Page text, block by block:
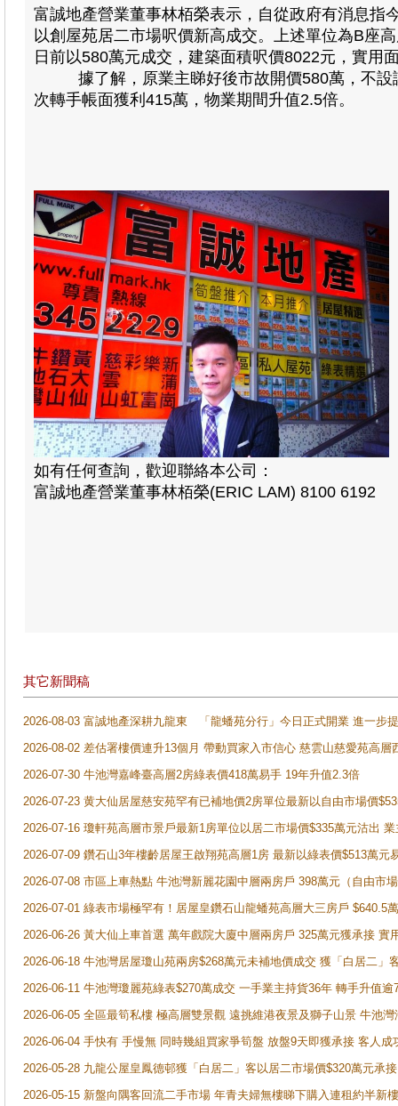
富誠地產營業董事林栢榮表示，自從政府有消息指
以創屋苑居二市場呎價新高成交。上述單位為B座
日前以580萬元成交，建築面積呎價8022元，實用
據了解，原業主睇好後市故開價580萬，不設議
次轉手帳面獲利415萬，物業期間升值2.5倍。
如有任何查詢，歡迎聯絡本公司：
富誠地產營業董事林栢榮(ERIC LAM) 8100 6192
其它新聞稿
2026-08-03 富誠地產深耕九龍東 「龍蟠苑分行」今日正式開業 進一步
2026-08-02 差估署樓價連升13個月 帶動買家入市信心 慈雲山慈愛苑高層
2026-07-30 牛池灣嘉峰臺高層2房綠表價418萬易手 19年升值2.3倍
2026-07-23 黄大仙居屋慈安苑罕有已補地價2房單位最新以自由市場價
2026-07-16 瓊軒苑高層市景戶最新1房單位以居二市場價$335萬元沽出
2026-07-09 鑽石山3年樓齡居屋王啟翔苑高層1房 最新以綠表價$513萬元
2026-07-08 市區上車熱點 牛池灣新麗花園中層兩房戶 398萬元（自由市
2026-07-01 綠表市場極罕有！居屋皇鑽石山龍蟠苑高層大三房戶
2026-06-26 黃大仙上車首選 萬年戲院大廈中層兩房戶 325萬元獲承接 實
2026-06-18 牛池灣居屋瓊山苑兩房$268萬元未補地價成交 獲「白居二」
2026-06-11 牛池灣瓊麗苑綠表$270萬成交 一手業主持貨36年 轉手升值逾
2026-06-05 全區最筍私樓 極高層雙景觀 遠挑維港夜景及獅子山景 牛池
2026-06-04 手快有 手慢無 同時幾組買家爭筍盤 放盤9天即獲承接 客人
2026-05-28 九龍公屋皇鳳德邨獲「白居二」客以居二市場價$320萬元承接
2026-05-15 新盤向隅客回流二手市場 年青夫婦無樓睇下購入連租約半新